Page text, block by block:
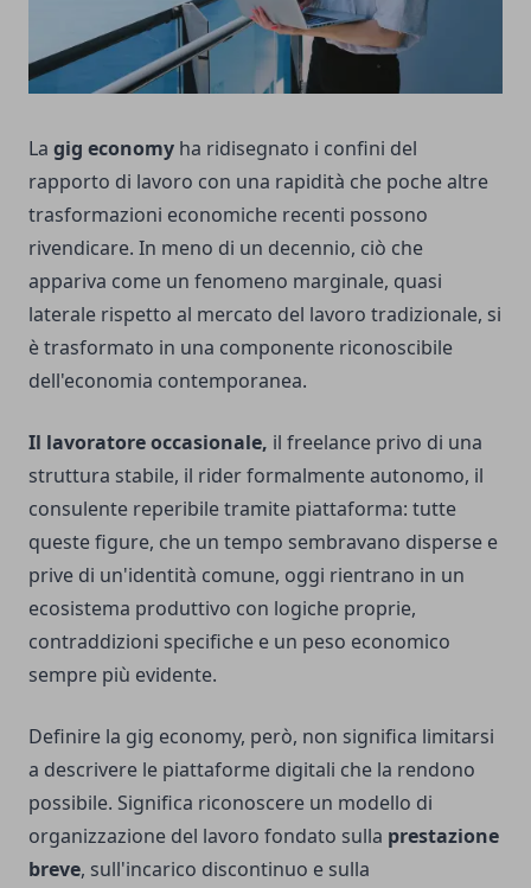
La gig economy ha ridisegnato i confini del
rapporto di lavoro con una rapidità che poche altre
trasformazioni economiche recenti possono
rivendicare. In meno di un decennio, ciò che
appariva come un fenomeno marginale, quasi
laterale rispetto al mercato del lavoro tradizionale, si
è trasformato in una componente riconoscibile
dell'economia contemporanea.
Il lavoratore occasionale, il freelance privo di una
struttura stabile, il rider formalmente autonomo, il
consulente reperibile tramite piattaforma: tutte
queste figure, che un tempo sembravano disperse e
prive di un'identità comune, oggi rientrano in un
ecosistema produttivo con logiche proprie,
contraddizioni specifiche e un peso economico
sempre più evidente.
Definire la gig economy, però, non significa limitarsi
a descrivere le piattaforme digitali che la rendono
possibile. Significa riconoscere un modello di
organizzazione del lavoro fondato sulla prestazione
breve, sull'incarico discontinuo e sulla